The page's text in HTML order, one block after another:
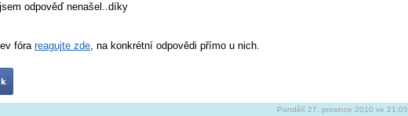
odpověď nenašel..díky
fóra reagujte zde , na konkrétní odpovědi přímo u nich.
Pondělí 27. prosince 2010 ve 21:05